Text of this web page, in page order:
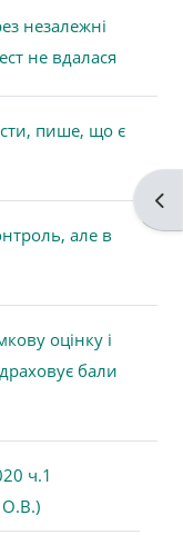
незалежні
не вдалася
пише, що є
але в
оцінку і
бали
ч.1